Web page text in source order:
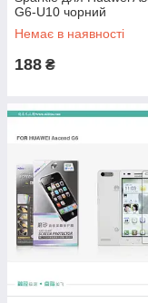
G6-U10 чорний
Немає в наявності
188 ₴